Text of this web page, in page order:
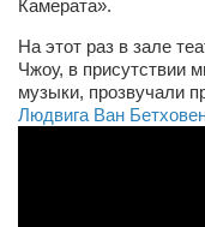
Звукорежиссёры
Alfom Studio
Камерата».
На этот раз в зале
Чжоу, в присутствии
музыки, прозвучали
Людвига Ван